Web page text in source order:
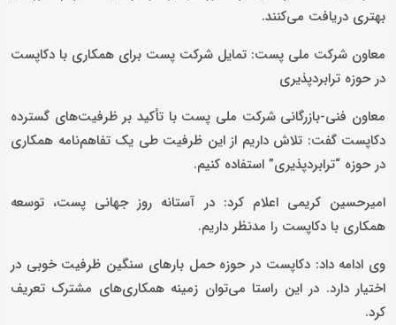
بهتری دریافت می‌کنند.
معاون شرکت ملی پست: تمایل شرکت پست برای همکاری با دکاپست
در حوزه ترابردپذیری
معاون فنی-بازرگانی شرکت ملی پست با تأکید بر ظرفیت‌های گسترده
دکاپست گفت: تلاش داریم از این ظرفیت طی یک تفاهم‌نامه همکاری
در حوزه “ترابردپذیری” استفاده کنیم.
امیرحسین کریمی اعلام کرد: در آستانه روز جهانی پست، توسعه
همکاری با دکاپست را مدنظر داریم.
وی ادامه داد: دکاپست در حوزه حمل بارهای سنگین ظرفیت خوبی در
اختیار دارد. در این راستا می‌توان زمینه همکاری‌های مشترک تعریف
کرد.